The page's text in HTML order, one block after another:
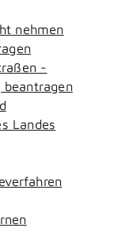
nehmen
-
beantragen
Landes